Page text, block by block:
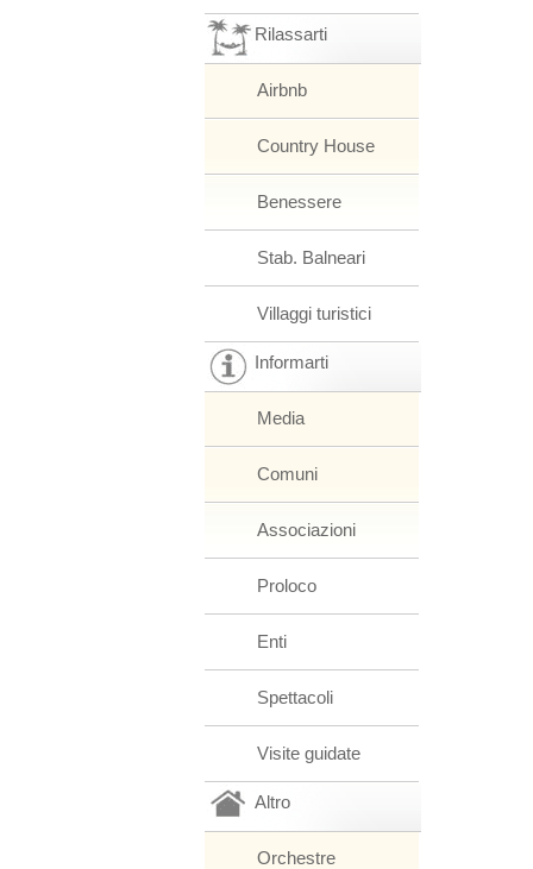
Rilassarti
Airbnb
Country House
Benessere
Stab. Balneari
Villaggi turistici
Informarti
Media
Comuni
Associazioni
Proloco
Enti
Spettacoli
Visite guidate
Altro
Orchestre